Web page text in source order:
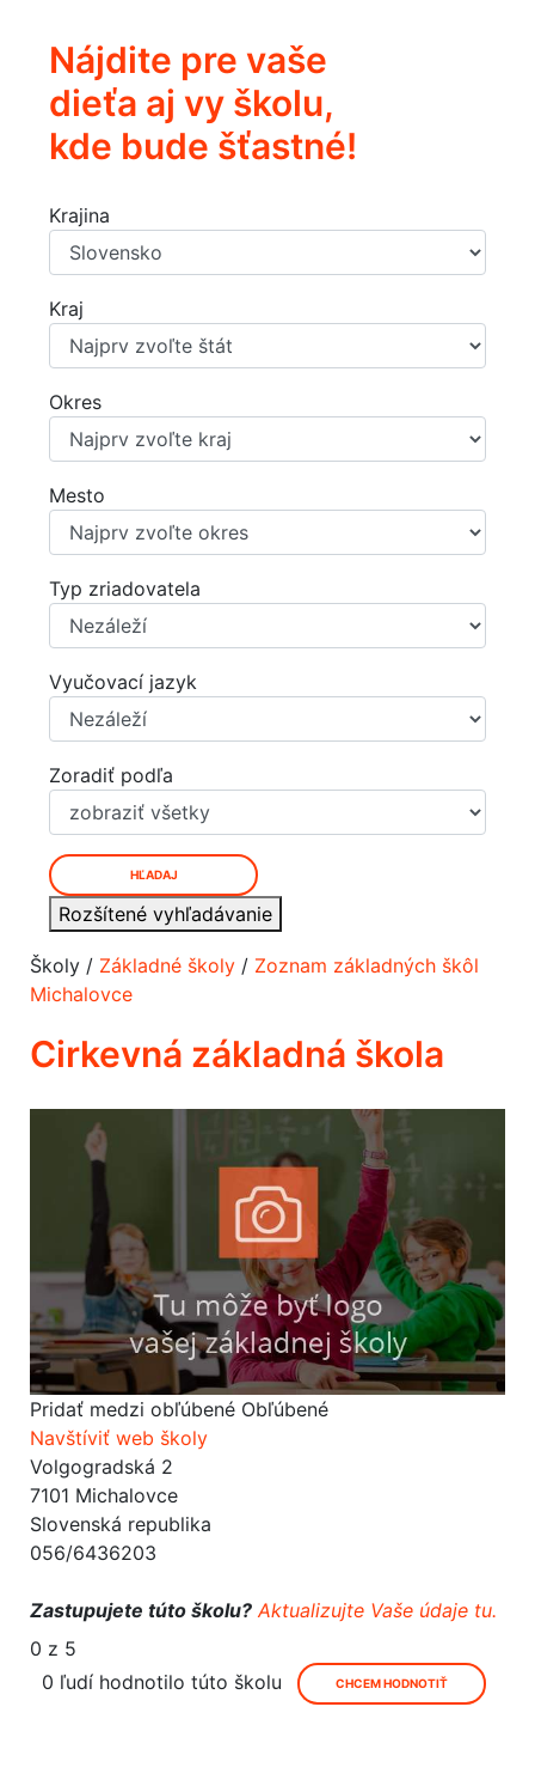
Nájdite pre vaše
dieťa aj vy školu,
kde bude šťastné!
Krajina
Kraj
Okres
Mesto
Typ zriadovatela
Vyučovací jazyk
Zoradiť podľa
HĽADAJ
Rozšítené vyhľadávanie
Školy / Základné školy / Zoznam základných škôl
Michalovce
Cirkevná základná škola
Pridať medzi obľúbené Obľúbené
Navštíviť web školy
Volgogradská 2
7101 Michalovce
Slovenská republika
056/6436203
Zastupujete túto školu? Aktualizujte Vaše údaje tu.
0 z 5
0 ľudí hodnotilo túto školu
CHCEM HODNOTIŤ